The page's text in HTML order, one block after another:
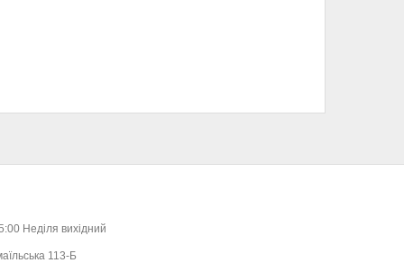
Неділя вихідний
113-Б